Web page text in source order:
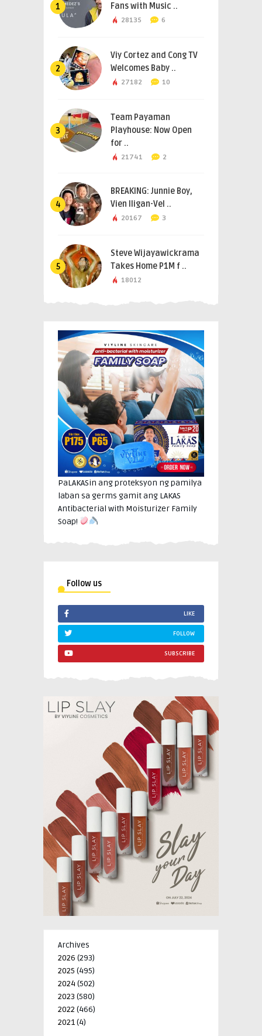
1
Fans with Music ..
28135 6
2
Viy Cortez and Cong TV
Welcomes Baby ..
27182 10
3
Team Payaman
Playhouse: Now Open
for ..
21741 2
4
BREAKING: Junnie Boy,
Vien Iligan-Vel ..
20167 3
5
Steve Wijayawickrama
Takes Home P1M f ..
18012
PaLAKASin ang proteksyon ng pamilya
laban sa germs gamit ang LAKAS
Antibacterial with Moisturizer Family
Soap!
Follow us
LIKE
FOLLOW
SUBSCRIBE
Archives
2026 (293)
2025 (495)
2024 (502)
2023 (580)
2022 (466)
2021(4)